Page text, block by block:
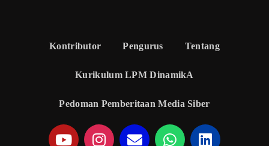
Kontributor Pengurus Tentang
Kurikulum LPM DinamikA
Pedoman Pemberitaan Media Siber